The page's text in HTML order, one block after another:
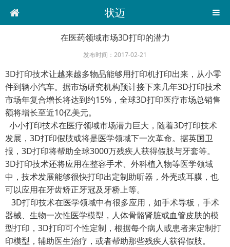
状迈
在医药领域市场3D打印的潜力
发布时间：2017-02-21
3D打印技术让越来越多物品能够用打印机打印出来，从小零
件到辆小汽车。据市场研究机构预计接下来几年3D打印技术
市场年复合增长将达到约15%，全球3D打印医疗市场总销售
额将增长至近10亿美元。
小小打印技术在医疗领域市场潜力巨大，随着3D打印技术
发展，3D打印假肢或将是医学领域下一次革命。据英国卫
报，3D打印将帮助全球3000万残疾人获得假肢与牙套等。
3D打印技术还将应用在整容手术、外科植入物等医学领域
中，技术发展能够很快打印出定制助听器，外壳或耳膜，也
可以应用在牙齿矫正牙冠及牙桥上等。
3D打印技术在医学领域中有很多应用，如手术导板，手术
器械、生物一次性医学模型，人体骨骼肾脏或血管皮肤的模
型打印，3D打印可个性定制，根据每个病人或患者来定制打
印模型，辅助医生治疗，或者帮助那些残疾人获得假肢。